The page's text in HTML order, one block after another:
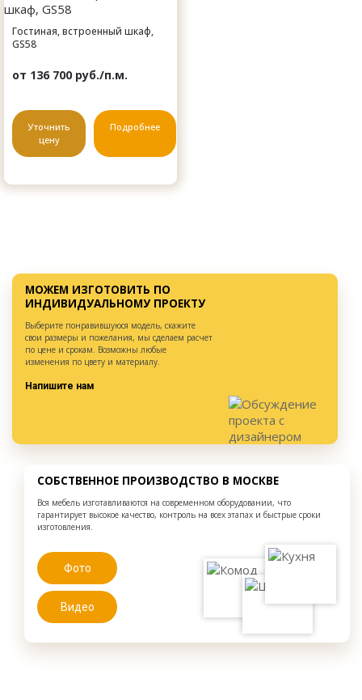
Гостиная, встроенный шкаф,
GS58
от 136 700 руб./п.м.
Уточнить
цену
Подробнее
МОЖЕМ ИЗГОТОВИТЬ ПО
ИНДИВИДУАЛЬНОМУ ПРОЕКТУ
Выберите понравившуюся модель, скажите
свои размеры и пожелания, мы сделаем расчет
по цене и срокам. Возможны любые
изменения по цвету и материалу.
Напишите нам
СОБСТВЕННОЕ ПРОИЗВОДСТВО В МОСКВЕ
Вся мебель изготавливаются на современном оборудовании, что
гарантирует высокое качество, контроль на всех этапах и быстрые сроки
изготовления.
Фото
Видео